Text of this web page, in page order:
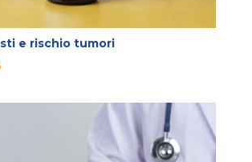
e rischio tumori